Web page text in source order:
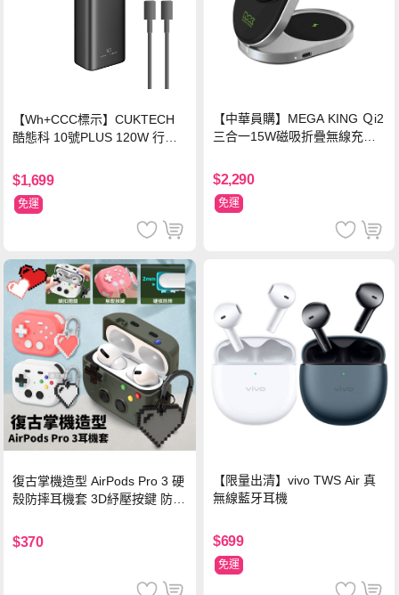
【Wh+CCC標示】CUKTECH
酷態科 10號PLUS 120W 行動
色
$1,699
免運
【中華員購】MEGA KING Ｑi2
三合一15W磁吸折疊無線充電
$2,290
免運
復古掌機造型 AirPods Pro 3 硬
殼防摔耳機套 3D紓壓按鍵 防開
$370
【限量出清】vivo TWS Air 真
無線藍牙耳機
$699
免運